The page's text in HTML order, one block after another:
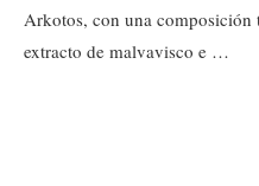
Arkotos, con una composición
extracto de malvavisco e …